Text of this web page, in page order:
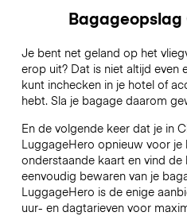
Je bent net geland op het
erop uit? Dat is niet altijd even
kunt inchecken in je hotel of
hebt. Sla je bagage daarom
En de volgende keer dat je in
LuggageHero opnieuw voor je
onderstaande kaart en vind
eenvoudig bewaren van je
LuggageHero is de enige
uur- en dagtarieven voor